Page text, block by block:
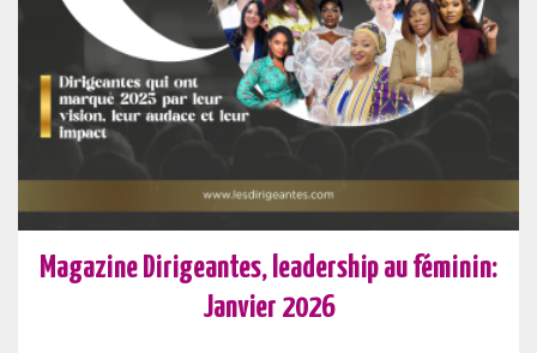
Magazine Dirigeantes, leadership au féminin:
Janvier 2026